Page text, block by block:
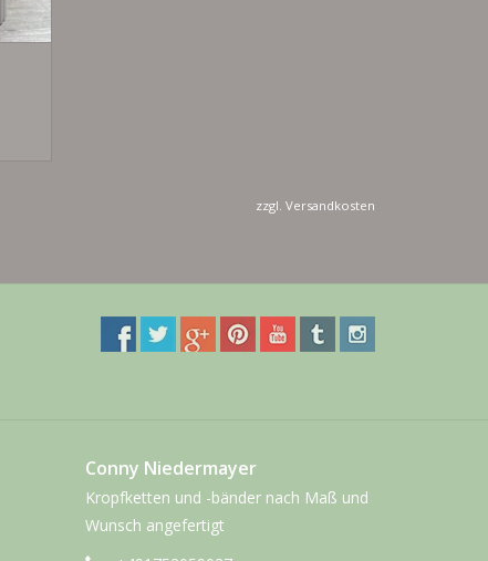
zzgl. Versandkosten
Conny Niedermayer
Kropfketten und -bänder nach Maß und
Wunsch angefertigt